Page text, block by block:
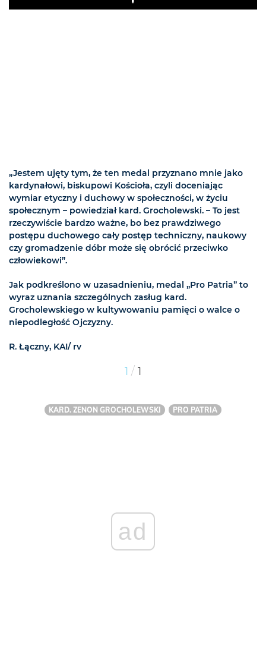
Play
„Jestem ujęty tym, że ten medal przyznano mnie jako
kardynałowi, biskupowi Kościoła, czyli doceniając
wymiar etyczny i duchowy w społeczności, w życiu
społecznym – powiedział kard. Grocholewski. – To jest
rzeczywiście bardzo ważne, bo bez prawdziwego
postępu duchowego cały postęp techniczny, naukowy
czy gromadzenie dóbr może się obrócić przeciwko
człowiekowi”.
Jak podkreślono w uzasadnieniu, medal „Pro Patria” to
wyraz uznania szczególnych zasług kard.
Grocholewskiego w kultywowaniu pamięci o walce o
niepodległość Ojczyzny.
R. Łączny, KAI/ rv
1 / 1
KARD. ZENON GROCHOLEWSKI PRO PATRIA
ad